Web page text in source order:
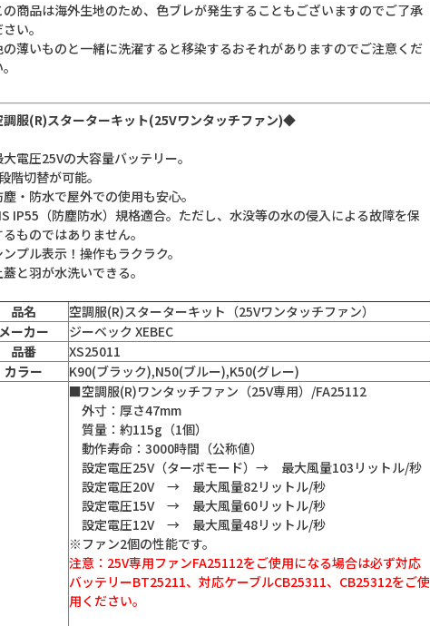
商品は海外生地のため、色ブレが発生することもございますのでご了承
い。
薄いものと一緒に洗濯すると移染するおそれがありますのでご注意くだ
服(R)スターターキット(25Vワンタッチファン)◆
電圧25Vの大容量バッテリー。
階切替が可能。
・防水で屋外での使用も安心。
IP55（防塵防水）規格適合。ただし、水没等の水の侵入による故障を保
ものではありません。
プル表示！操作もラクラク。
と羽が水洗いできる。
品名
空調服(R)スターターキット（25Vワンタッチファン）
メーカー
ジーベック XEBEC
品番
XS25011
カラー
K90(ブラック),N50(ブルー),K50(グレー)
■空調服(R)ワンタッチファン（25V専用）/FA25112
外寸：厚さ47mm
質量：約115g（1個）
動作寿命：3000時間（公称値）
設定電圧25V（ターボモード）→ 最大風量103リットル/秒
設定電圧20V → 最大風量82リットル/秒
設定電圧15V → 最大風量60リットル/秒
設定電圧12V → 最大風量48リットル/秒
※ファン2個の性能です。
注意：25V専用ファンFA25112をご使用になる場合は必ず対応
バッテリーBT25211、対応ケーブルCB25311、CB25312をご使
用ください。